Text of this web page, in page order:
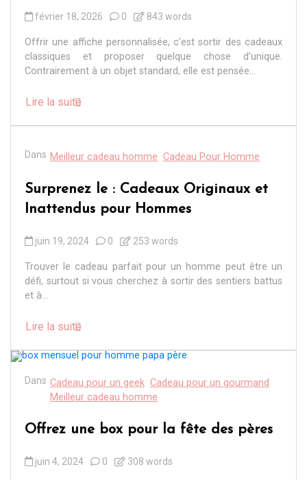
février 18, 2026 0 843 words
Offrir une affiche personnalisée, c’est sortir des cadeaux
classiques et proposer quelque chose d’unique.
Contrairement à un objet standard, elle est pensée...
Lire la suite
Dans Meilleur cadeau homme Cadeau Pour Homme
Surprenez le : Cadeaux Originaux et
Inattendus pour Hommes
juin 19, 2024 0 253 words
Trouver le cadeau parfait pour un homme peut être un
défi, surtout si vous cherchez à sortir des sentiers battus
et à...
Lire la suite
Dans Cadeau pour un geek Cadeau pour un gourmand
Meilleur cadeau homme
Offrez une box pour la fête des pères
juin 4, 2024 0 308 words